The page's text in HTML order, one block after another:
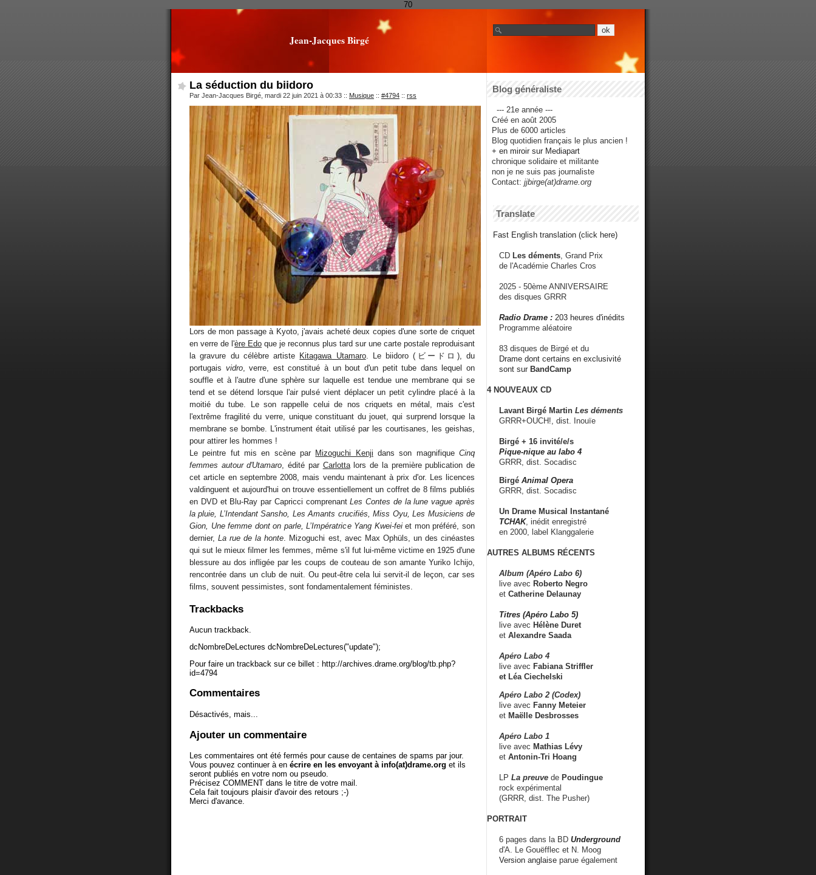
70
Jean-Jacques Birgé
La séduction du biidoro
Par Jean-Jacques Birgé, mardi 22 juin 2021 à 00:33 :: Musique :: #4794 :: rss
Lors de mon passage à Kyoto, j'avais acheté deux copies d'une sorte de criquet
en verre de l'ère Edo que je reconnus plus tard sur une carte postale reproduisant
la gravure du célèbre artiste Kitagawa Utamaro. Le biidoro (ビードロ), du
portugais vidro, verre, est constitué à un bout d'un petit tube dans lequel on
souffle et à l'autre d'une sphère sur laquelle est tendue une membrane qui se
tend et se détend lorsque l'air pulsé vient déplacer un petit cylindre placé à la
moitié du tube. Le son rappelle celui de nos criquets en métal, mais c'est
l'extrême fragilité du verre, unique constituant du jouet, qui surprend lorsque la
membrane se bombe. L'instrument était utilisé par les courtisanes, les geishas,
pour attirer les hommes !
Le peintre fut mis en scène par Mizoguchi Kenji dans son magnifiqueCinq
femmes autour d'Utamaro , édité par Carlottalors de la première publication de
cet article en septembre 2008, mais vendu maintenant à prix d'or. Les licences
valdinguent et aujourd'hui on trouve essentiellement un coffret de 8 films publiés
en DVD et Blu-Ray par Capricci comprenantLes Contes de la lune vague après
la pluie, L’Intendant Sansho, Les Amants crucifiés, Miss Oyu, Les Musiciens de
Gion, Une femme dont on parle, L’Impératrice Yang Kwei-feiet mon préféré, son
dernier,La rue de la honte . Mizoguchi est, avec Max Ophüls, un des cinéastes
qui sut le mieux filmer les femmes, même s'il fut lui-même victime en 1925 d'une
blessure au dos infligée par les coups de couteau de son amante Yuriko Ichijo,
rencontrée dans un club de nuit. Ou peut-être cela lui servit-il de leçon, car ses
films, souvent pessimistes, sont fondamentalement féministes.
Trackbacks
Aucun trackback.
dcNombreDeLectures dcNombreDeLectures("update");
Pour faire un trackback sur ce billet : http://archives.drame.org/blog/tb.php?
id=4794
Commentaires
Désactivés, mais...
Ajouter un commentaire
Les commentaires ont été fermés pour cause de centaines de spams par jour.
Vous pouvez continuer à en écrire en les envoyant à info(at)drame.org et ils
seront publiés en votre nom ou pseudo.
Précisez COMMENT dans le titre de votre mail.
Cela fait toujours plaisir d'avoir des retours ;-)
Merci d'avance.
Blog généraliste
--- 21e année ---
Créé en août 2005
Plus de 6000 articles
Blog quotidien français le plus ancien !
+ en miroir sur Mediapart
chronique solidaire et militante
non je ne suis pas journaliste
Contact: jjbirge(at)drame.org
Translate
Fast English translation (click here)
CD Les déments , Grand Prix
de l'Académie Charles Cros
2025 - 50ème ANNIVERSAIRE
des disques GRRR
Radio Drame : 203 heures d'inédits
Programme aléatoire
83 disques de Birgé et du
Drame dont certains en exclusivité
sont sur BandCamp
4 NOUVEAUX CD
Lavant Birgé Martin Les déments
GRRR+OUCH!, dist. Inouïe
Birgé + 16 invité/e/s
Pique-nique au labo 4
GRRR, dist. Socadisc
Birgé Animal Opera
GRRR, dist. Socadisc
Un Drame Musical Instantané
TCHAK, inédit enregistré
en 2000, label Klanggalerie
AUTRES ALBUMS RÉCENTS
Album (Apéro Labo 6)
live avec Roberto Negro
et Catherine Delaunay
Titres (Apéro Labo 5)
live avec Hélène Duret
et Alexandre Saada
Apéro Labo 4
live avec Fabiana Striffler
et Léa Ciechelski
Apéro Labo 2 (Codex)
live avec Fanny Meteier
et Maëlle Desbrosses
Apéro Labo 1
live avec Mathias Lévy
et Antonin-Tri Hoang
LP La preuve de Poudingue
rock expérimental
(GRRR, dist. The Pusher)
PORTRAIT
6 pages dans la BD Underground
d'A. Le Gouëfflec et N. Moog
Version anglaise parue également